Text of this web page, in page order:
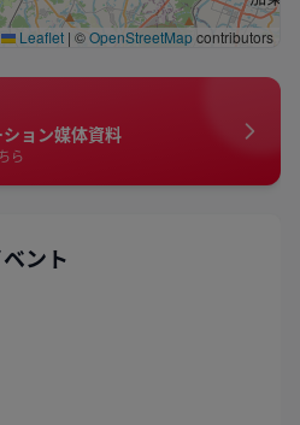
Leaflet | ©OpenStreetMapcontributors
ション媒体資料
ら
ント